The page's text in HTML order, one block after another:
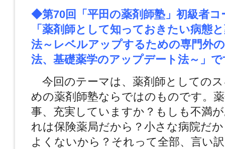
◆第70回「平田の薬剤師塾」初級者コ
「薬剤師として知っておきたい病態
法～レベルアップするための専門外
法、基礎薬学のアップデート法～」で
今回のテーマは、薬剤師としての
めの薬剤師塾ならではのものです。
事、充実していますか？もしも不満
れは保険薬局だから？小さな病院だ
よくないから？それって全部、言い